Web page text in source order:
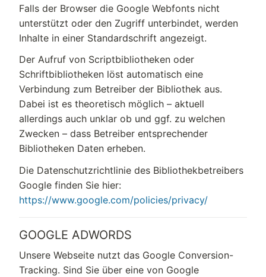
Falls der Browser die Google Webfonts nicht
unterstützt oder den Zugriff unterbindet, werden
Inhalte in einer Standardschrift angezeigt.
Der Aufruf von Scriptbibliotheken oder
Schriftbibliotheken löst automatisch eine
Verbindung zum Betreiber der Bibliothek aus.
Dabei ist es theoretisch möglich – aktuell
allerdings auch unklar ob und ggf. zu welchen
Zwecken – dass Betreiber entsprechender
Bibliotheken Daten erheben.
Die Datenschutzrichtlinie des Bibliothekbetreibers
Google finden Sie hier:
https://www.google.com/policies/privacy/
GOOGLE ADWORDS
Unsere Webseite nutzt das Google Conversion-
Tracking. Sind Sie über eine von Google